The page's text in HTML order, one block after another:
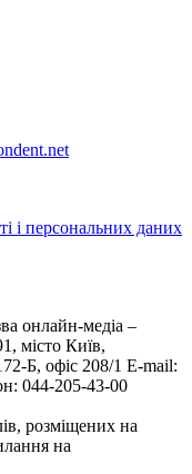
і персональних даних
онлайн-медіа –
місто Київ,
Б, офіс 208/1 E-mail:
044-205-43-00
розміщених на
на